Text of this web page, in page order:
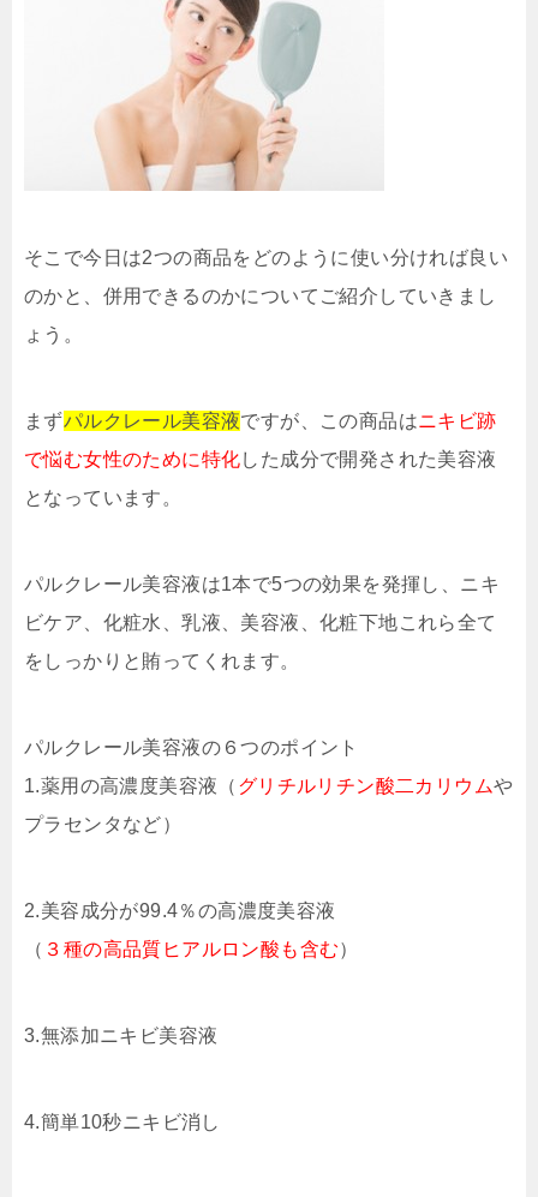
そこで今日は2つの商品をどのように使い分ければ良い
のかと、併用できるのかについてご紹介していきまし
ょう。
まずパルクレール美容液ですが、この商品はニキビ跡
で悩む女性のために特化した成分で開発された美容液
となっています。
パルクレール美容液は1本で5つの効果を発揮し、ニキ
ビケア、化粧水、乳液、美容液、化粧下地これら全て
をしっかりと賄ってくれます。
パルクレール美容液の６つのポイント
1.薬用の高濃度美容液（ グリチルリチン酸二カリウムや
プラセンタなど）
2.美容成分が99.4％の高濃度美容液
（ ３種の高品質ヒアルロン酸も含む）
3.無添加ニキビ美容液
4.簡単10秒ニキビ消し